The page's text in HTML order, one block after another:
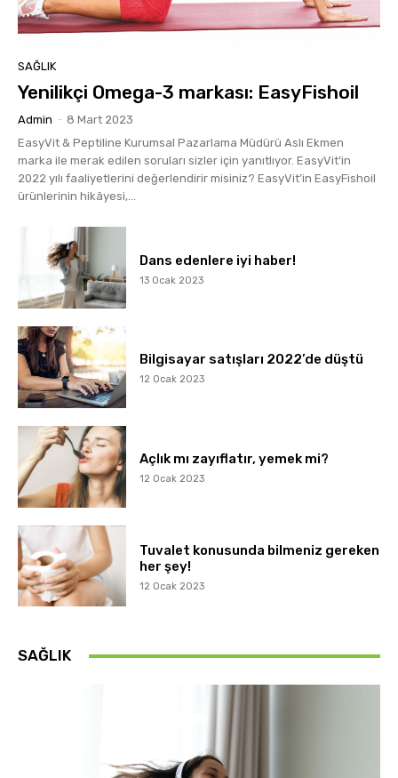
SAĞLIK
Yenilikçi Omega-3 markası: EasyFishoil
Admin - 8 Mart 2023
EasyVit & Peptiline Kurumsal Pazarlama Müdürü Aslı Ekmen
marka ile merak edilen soruları sizler için yanıtlıyor. EasyVit’in
2022 yılı faaliyetlerini değerlendirir misiniz? EasyVit’in EasyFishoil
ürünlerinin hikâyesi,...
Dans edenlere iyi haber!
13 Ocak 2023
Bilgisayar satışları 2022’de düştü
12 Ocak 2023
Açlık mı zayıflatır, yemek mi?
12 Ocak 2023
Tuvalet konusunda bilmeniz gereken
her şey!
12 Ocak 2023
SAĞLIK